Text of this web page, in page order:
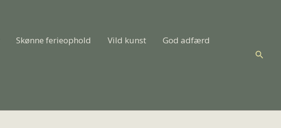
Skønne ferieophold Vild kunst God adfærd
Søg